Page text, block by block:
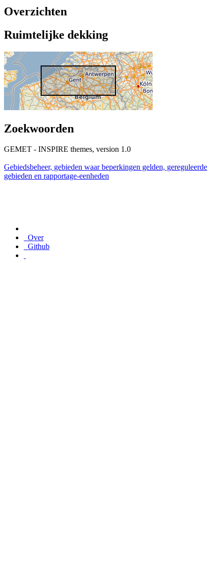
Overzichten
Ruimtelijke dekking
Zoekwoorden
GEMET - INSPIRE themes, version 1.0
Gebiedsbeheer, gebieden waar beperkingen gelden, gereguleerde
gebieden en rapportage-eenheden
Over
Github